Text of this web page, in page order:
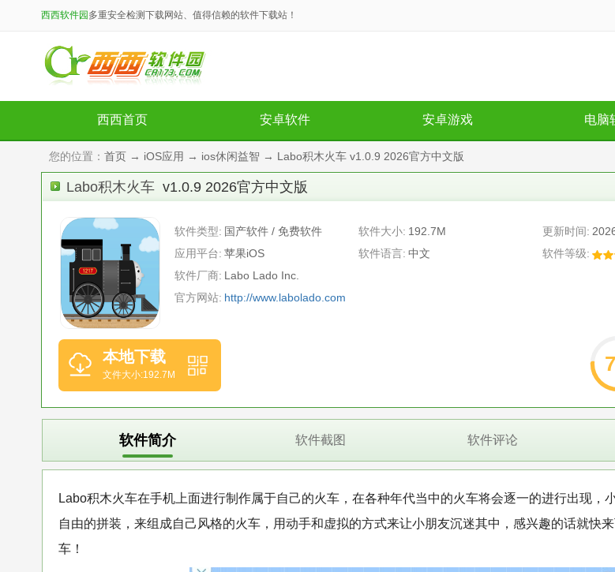
西西软件园 多重安全检测下载网站、值得信赖的软件下载站！
西西首页 安卓软件 安卓游戏 电脑
您的位置： 首页 → iOS应用 → ios休闲益智 → Labo积木火车 v1.0.9 2026官方中文版
Labo积木火车 v1.0.9 2026官方中文版
软件类型: 国产软件 / 免费软件 软件大小: 192.7M 更新时间:
应用平台: 苹果iOS 软件语言: 中文
软件等级:
软件厂商: Labo Lado Inc.
官方网站: http://www.labolado.com
本地下载
文件大小:192.7M
软件简介 软件截图 软件评论
Labo积木火车在手机上面进行制作属于自己的火车，在各种年代当中的火车将会逐一的进行出现，
自由的拼装，来组成自己风格的火车，用动手和虚拟的方式来让小朋友沉迷其中，感兴趣的话就快
车！